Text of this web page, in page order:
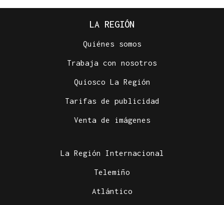
LA REGIÓN
Quiénes somos
Trabaja con nosotros
Quiosco La Región
Tarifas de publicidad
Venta de imágenes
La Región Internacional
Telemiño
Atlántico